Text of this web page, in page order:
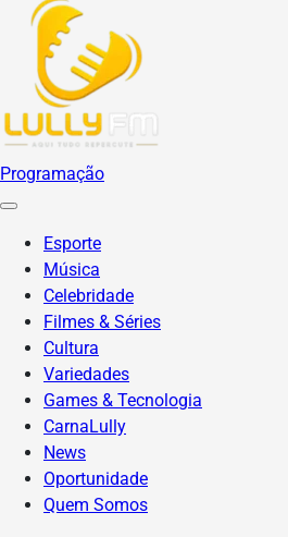
Programação
Esporte
Música
Celebridade
Filmes & Séries
Cultura
Variedades
Games & Tecnologia
CarnaLully
News
Oportunidade
Quem Somos